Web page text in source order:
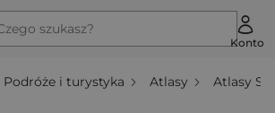
szukasz?
Konto
Podróże i turystyka Atlasy Atlasy